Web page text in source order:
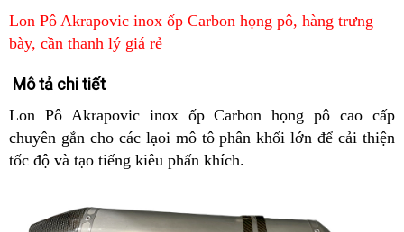
Lon Pô Akrapovic inox ốp Carbon họng pô, hàng trưng
bày, cần thanh lý giá rẻ
Mô tả chi tiết
Lon Pô Akrapovic inox ốp Carbon họng pô cao cấp
chuyên gắn cho các lạoi mô tô phân khối lớn để cải thiện
tốc độ và tạo tiếng kiêu phấn khích.